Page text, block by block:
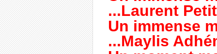
...Laurent
Un immense
...Maylis